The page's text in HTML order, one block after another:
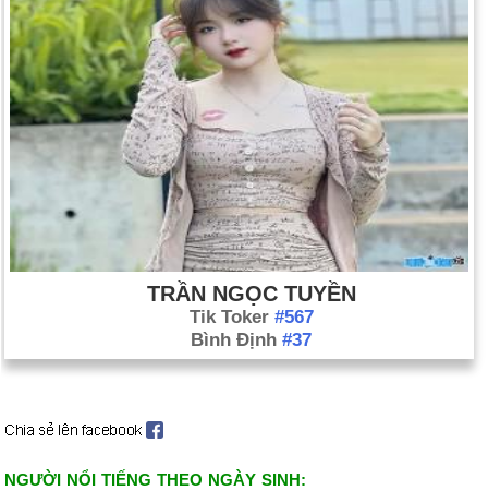
TRẦN NGỌC TUYỀN
Tik Toker #567
Bình Định #37
NGƯỜI NỔI TIẾNG THEO NGÀY SINH: